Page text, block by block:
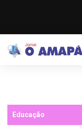
Educação